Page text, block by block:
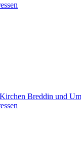
Breddin und